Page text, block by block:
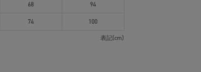
68 94
74 100
表記(cm)